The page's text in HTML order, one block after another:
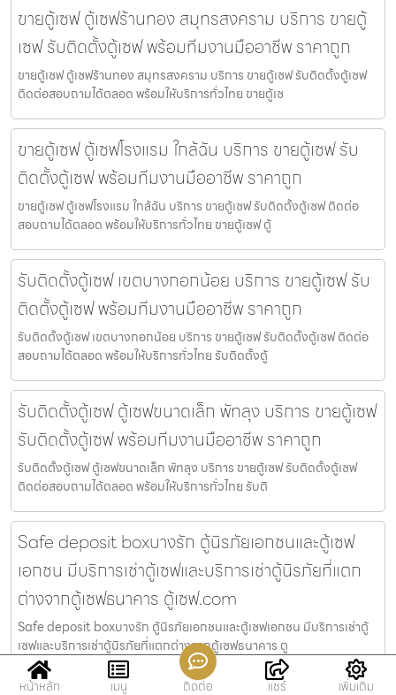
ขายตู้เซฟ ตู้เซฟร้านทอง สมุทรสงคราม บริการ ขายตู้
เซฟ รับติดตั้งตู้เซฟ พร้อมทีมงานมืออาชีพ ราคาถูก
ขายตู้เซฟ ตู้เซฟร้านทอง สมุทรสงคราม บริการ ขายตู้เซฟ รับติดตั้งตู้เซฟ
ติดต่อสอบถามได้ตลอด พร้อมให้บริการทั่วไทย ขายตู้เซ
ขายตู้เซฟ ตู้เซฟโรงแรม ใกล้ฉัน บริการ ขายตู้เซฟ รับ
ติดตั้งตู้เซฟ พร้อมทีมงานมืออาชีพ ราคาถูก
ขายตู้เซฟ ตู้เซฟโรงแรม ใกล้ฉัน บริการ ขายตู้เซฟ รับติดตั้งตู้เซฟ ติดต่อ
สอบถามได้ตลอด พร้อมให้บริการทั่วไทย ขายตู้เซฟ ตู้
รับติดตั้งตู้เซฟ เขตบางกอกน้อย บริการ ขายตู้เซฟ รับ
ติดตั้งตู้เซฟ พร้อมทีมงานมืออาชีพ ราคาถูก
รับติดตั้งตู้เซฟ เขตบางกอกน้อย บริการ ขายตู้เซฟ รับติดตั้งตู้เซฟ ติดต่อ
สอบถามได้ตลอด พร้อมให้บริการทั่วไทย รับติดตั้งตู้
รับติดตั้งตู้เซฟ ตู้เซฟขนาดเล็ก พัทลุง บริการ ขายตู้เซฟ
รับติดตั้งตู้เซฟ พร้อมทีมงานมืออาชีพ ราคาถูก
รับติดตั้งตู้เซฟ ตู้เซฟขนาดเล็ก พัทลุง บริการ ขายตู้เซฟ รับติดตั้งตู้เซฟ
ติดต่อสอบถามได้ตลอด พร้อมให้บริการทั่วไทย รับติ
Safe deposit boxบางรัก ตู้นิรภัยเอกชนและตู้เซฟ
เอกชน มีบริการเช่าตู้เซฟและบริการเช่าตู้นิรภัยที่แตก
ต่างจากตู้เซฟธนาคาร ตู้เซฟ.com
Safe deposit boxบางรัก ตู้นิรภัยเอกชนและตู้เซฟเอกชน มีบริการเช่าตู้
เซฟและบริการเช่าตู้นิรภัยที่แตกต่างจากตู้เซฟธนาคาร ตู
หน้าหลัก เมนู ติดต่อ แชร์ เพิ่มเติม